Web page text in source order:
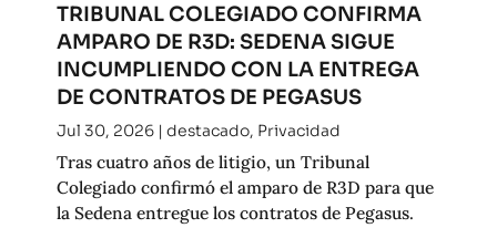
TRIBUNAL COLEGIADO CONFIRMA
AMPARO DE R3D: SEDENA SIGUE
INCUMPLIENDO CON LA ENTREGA
DE CONTRATOS DE PEGASUS
Jul 30, 2026| destacado, Privacidad
Tras cuatro años de litigio, un Tribunal
Colegiado confirmó el amparo de R3D para que
la Sedena entregue los contratos de Pegasus.